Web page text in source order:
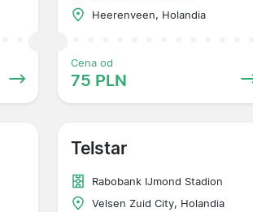
Heerenveen, Holandia
Cena od
75 PLN
Telstar
Rabobank IJmond Stadion
Velsen Zuid City, Holandia